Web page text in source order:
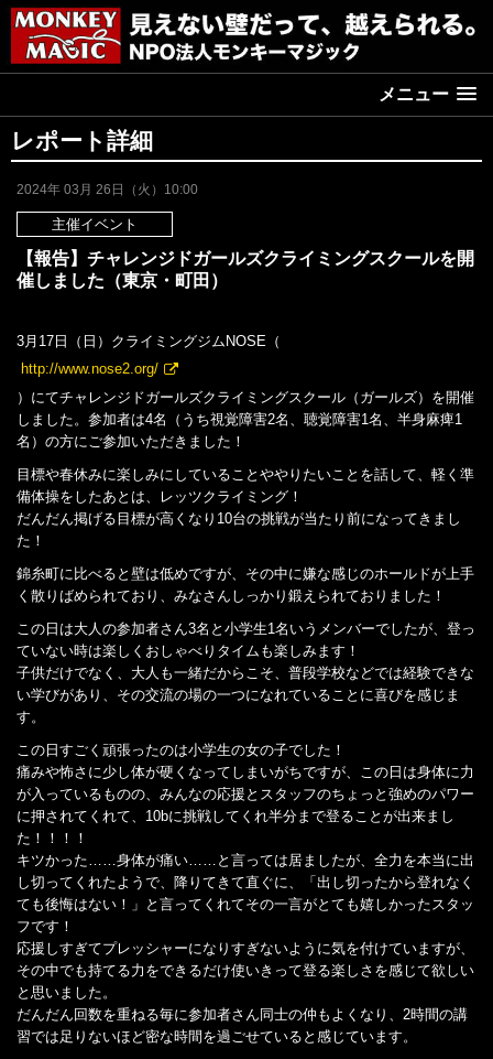
メニュー
レポート詳細
2024年 03月 26日（火）10:00
主催イベント
【報告】チャレンジドガールズクライミングスクールを開
催しました（東京・町田）
3月17日（日）クライミングジムNOSE（
http://www.nose2.org/
）にてチャレンジドガールズクライミングスクール（ガールズ）を開催
しました。参加者は4名（うち視覚障害2名、聴覚障害1名、半身麻痺1
名）の方にご参加いただきました！
目標や春休みに楽しみにしていることややりたいことを話して、軽く準
備体操をしたあとは、レッツクライミング！
だんだん掲げる目標が高くなり10台の挑戦が当たり前になってきまし
た！
錦糸町に比べると壁は低めですが、その中に嫌な感じのホールドが上手
く散りばめられており、みなさんしっかり鍛えられておりました！
この日は大人の参加者さん3名と小学生1名いうメンバーでしたが、登っ
ていない時は楽しくおしゃべりタイムも楽しみます！
子供だけでなく、大人も一緒だからこそ、普段学校などでは経験できな
い学びがあり、その交流の場の一つになれていることに喜びを感じま
す。
この日すごく頑張ったのは小学生の女の子でした！
痛みや怖さに少し体が硬くなってしまいがちですが、この日は身体に力
が入っているものの、みんなの応援とスタッフのちょっと強めのパワー
に押されてくれて、10bに挑戦してくれ半分まで登ることが出来まし
た！！！！
キツかった……身体が痛い……と言っては居ましたが、全力を本当に出
し切ってくれたようで、降りてきて直ぐに、「出し切ったから登れなく
ても後悔はない！」と言ってくれてその一言がとても嬉しかったスタッ
フです！
応援しすぎてプレッシャーになりすぎないように気を付けていますが、
その中でも持てる力をできるだけ使いきって登る楽しさを感じて欲しい
と思いました。
だんだん回数を重ねる毎に参加者さん同士の仲もよくなり、2時間の講
習では足りないほど密な時間を過ごせていると感じています。